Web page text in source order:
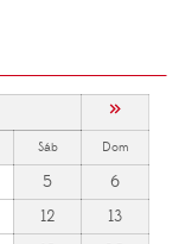
»
Sáb Dom
5
6
12
13